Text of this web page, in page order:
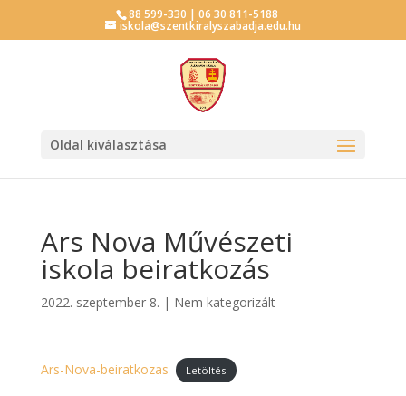
88 599-330 | 06 30 811-5188
iskola@szentkiralyszabadja.edu.hu
Oldal kiválasztása
Ars Nova Művészeti
iskola beiratkozás
2022. szeptember 8. | Nem kategorizált
Ars-Nova-beiratkozas Letöltés